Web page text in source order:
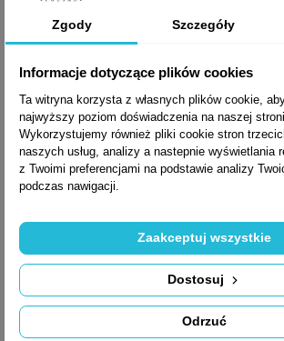
Szybki podgląd
Klamka MOOD
C17
Zgody Szczegóły
Informacje dotyczące plików cookies
Ta witryna korzysta z własnych plików cookie,
najwyższy poziom doświadczenia na naszej
Wykorzystujemy również pliki cookie stron
naszych usług, analizy a nastepnie wyświetlania
z Twoimi preferencjami na podstawie analizy
podczas nawigacji.
Odrzuć
Dostosuj
Zaakceptuj wszystkie